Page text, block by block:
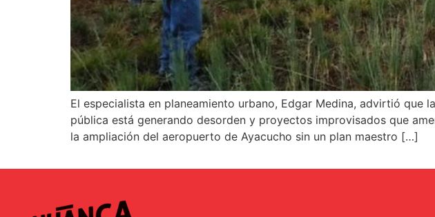
El especialista en planeamiento urbano, Edgar Medina, advirtió
pública está generando desorden y proyectos improvisados que
la ampliación del aeropuerto de Ayacucho sin un plan maestro […]